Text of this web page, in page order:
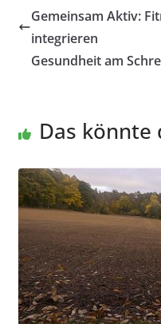
Gemeinsam Aktiv:
integrieren
Gesundheit am
Das könnte